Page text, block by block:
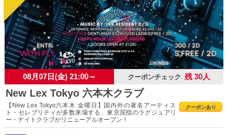
08月07日(金) 21:00～ クーポンチェック 残 30人
New Lex Tokyo 六本木クラブ
クーポンあり
【New Lex Tokyo六本木 金曜日】国内外の著名アーティス
ト・セレブリティが多数来場する、東京屈指のラグジュアリ
ー・ナイトクラブがリニューアルオープン！